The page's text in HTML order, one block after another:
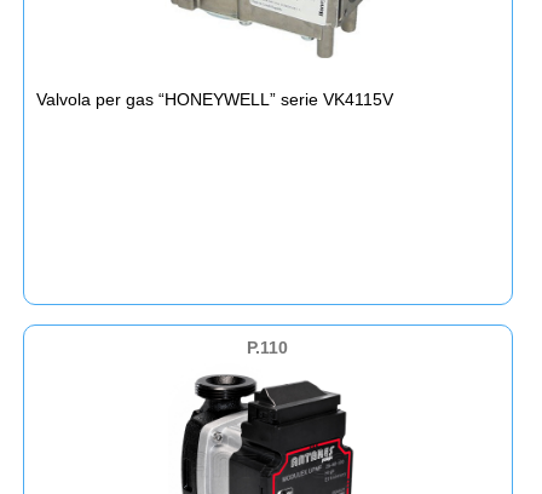
Valvola per gas “HONEYWELL” serie VK4115V
P.110